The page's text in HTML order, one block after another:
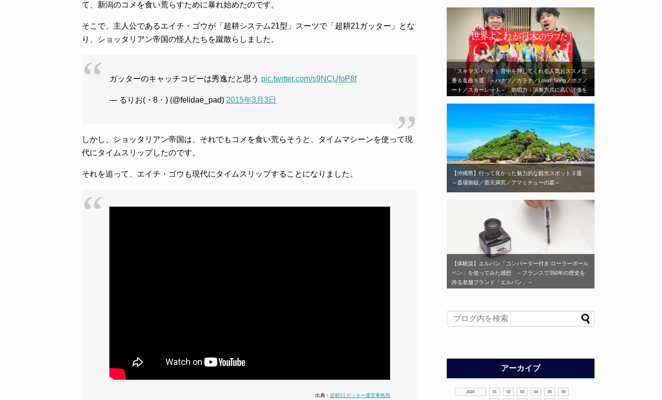
て、新潟のコメを食い荒らすために暴れ始めたのです。
そこで、主人公であるエイチ・ゴウが「超耕システム21型」スーツで「超耕21ガッター」とな
り、ショッタリアン帝国の怪人たちを蹴散らしました。
ガッターのキャッチコピーは秀逸だと思う pic.twitter.com/s9NCUfoP8f
— るりお(・8・) (@felidae_pad) 2015年3月3日
しかし、ショッタリアン帝国は、それでもコメを食い荒らそうと、タイムマシーンを使って現
代にタイムスリップしたのです。
それを追って、エイチ・ゴウも現代にタイムスリップすることになりました。
出典： 超耕21ガッター運営事務局
神曲はこれだ！
「スキマスイッチ」背中を押してくれる人気おススメ定
番＆名曲５選 ～ハナツ／ガラナ／Lovin’ Song／ボクノ
ート／スカーレット～ 歌唱力・演奏力共に高い評価を
【沖縄県】行って良かった魅力的な観光スポット３選
～斎場御嶽／普天満宮／アマミチューの墓～
【体験談】エルバン「コンバーター付き ローラーボール
ペン」を使ってみた感想 ～フランスで350年の歴史を
誇る老舗ブランド「エルバン」～
アーカイブ
2024 01 02 03 04 05 06